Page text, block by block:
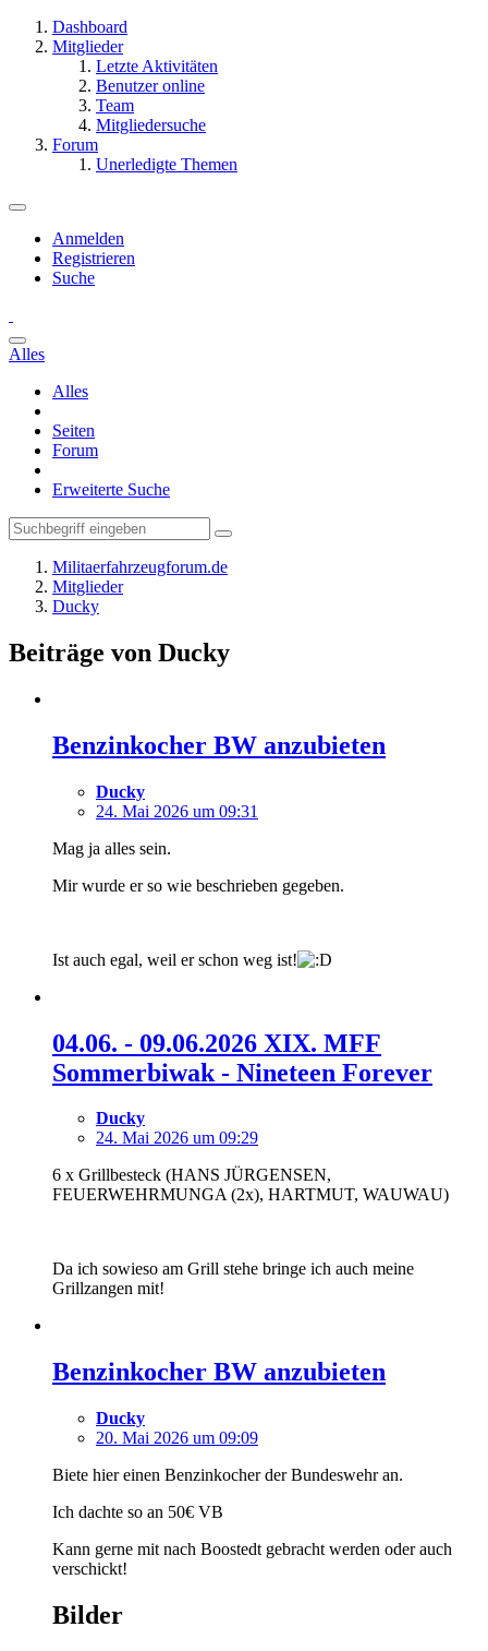
Dashboard
Mitglieder
Letzte Aktivitäten
Benutzer online
Team
Mitgliedersuche
Forum
Unerledigte Themen
Anmelden
Registrieren
Suche
Alles
Alles
Seiten
Forum
Erweiterte Suche
Militaerfahrzeugforum.de
Mitglieder
Ducky
Beiträge von Ducky
Benzinkocher BW anzubieten
Ducky
24. Mai 2026 um 09:31
Mag ja alles sein.
Mir wurde er so wie beschrieben gegeben.
Ist auch egal, weil er schon weg ist!
04.06. - 09.06.2026 XIX. MFF
Sommerbiwak - Nineteen Forever
Ducky
24. Mai 2026 um 09:29
6 x Grillbesteck (HANS JÜRGENSEN,
FEUERWEHRMUNGA (2x), HARTMUT, WAUWAU)
Da ich sowieso am Grill stehe bringe ich auch meine
Grillzangen mit!
Benzinkocher BW anzubieten
Ducky
20. Mai 2026 um 09:09
Biete hier einen Benzinkocher der Bundeswehr an.
Ich dachte so an 50€ VB
Kann gerne mit nach Boostedt gebracht werden oder auch
verschickt!
Bilder